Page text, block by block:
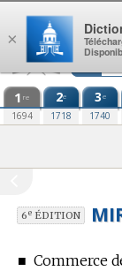
Aller au contenu
1 re
1694
2e
1718
3e
1740
6eÉDITION
■ Commerce
×